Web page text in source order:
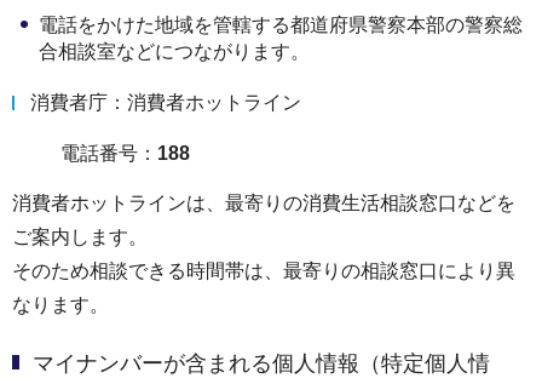
電話をかけた地域を管轄する都道府県警察本部の警察総
合相談室などにつながります。
消費者庁：消費者ホットライン
電話番号： 188
消費者ホットラインは、最寄りの消費生活相談窓口などを
ご案内します。
そのため相談できる時間帯は、最寄りの相談窓口により異
なります。
マイナンバーが含まれる個人情報（特定個人情